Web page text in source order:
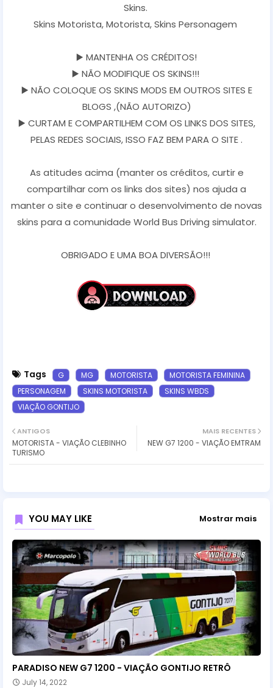
Skins.
Skins Motorista, Motorista, Skins Personagem
▶️ MANTENHA OS CRÉDITOS!
▶️ NÃO MODIFIQUE OS SKINS!!!
▶️ NÃO COLOQUE OS SKINS MODS EM OUTROS SITES E
BLOGS ,(NÃO AUTORIZO)
▶️ CURTAM E COMPARTILHEM COM OS LINKS DOS SITES,
PELAS REDES SOCIAIS, ISSO FAZ BEM PARA O SITE .
As atitudes acima (manter os créditos, curtir e
compartilhar com os links dos sites) nos ajuda a
manter o site e continuar o desenvolvimento de novas
skins para a comunidade World Bus Driving simulator.
OBRIGADO E UMA BOA DIVERSÃO!!!
Tags G MG MOTORISTA
MOTORISTA FEMININA
PERSONAGEM
SKINS MOTORISTA
SKINS WBDS
VIAÇÃO GONTIJO
MAIS RECENTES
NEW G7 1200 - VIAÇÃO EMTRAM
ANTIGOS
MOTORISTA - VIAÇÃO CLEBINHO
TURISMO
YOU MAY LIKE Mostrar mais
PARADISO NEW G7 1200 - VIAÇÃO GONTIJO RETRÔ
July 14, 2022